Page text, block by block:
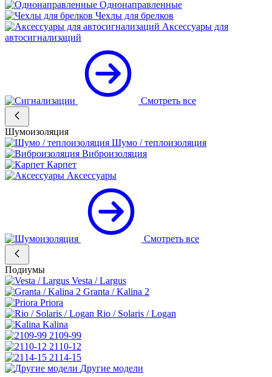
Однонаправленные
Чехлы для брелков
Аксессуары для
автосигнализаций
Смотреть все
Шумоизоляция
Шумо / теплоизоляция
Виброизоляция
Карпет
Аксессуары
Смотреть все
Подиумы
Vesta / Largus
Granta / Kalina 2
Priora
Rio / Solaris / Logan
Kalina
2109-99
2110-12
2114-15
Другие модели